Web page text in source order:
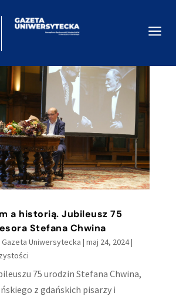
a
a historią. Jubileusz 75
Stefana Chwina
Gazeta Uniwersytecka | maj 24, 2024|
75 urodzin Stefana Chwina,
z gdańskich pisarzy i